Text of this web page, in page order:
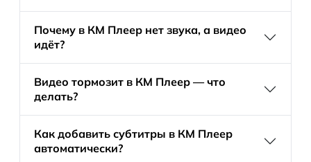
Почему в КМ Плеер нет звука, а видео
идёт?
Видео тормозит в КМ Плеер — что
делать?
Как добавить субтитры в КМ Плеер
автоматически?